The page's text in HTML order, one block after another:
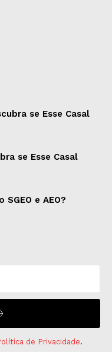
se Esse Casal
se Esse Casal
e AEO?
de Privacidade.